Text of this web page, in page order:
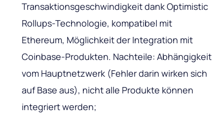
Transaktionsgeschwindigkeit dank Optimistic
Rollups-Technologie, kompatibel mit
Ethereum, Möglichkeit der Integration mit
Coinbase-Produkten. Nachteile: Abhängigkeit
vom Hauptnetzwerk (Fehler darin wirken sich
auf Base aus), nicht alle Produkte können
integriert werden;